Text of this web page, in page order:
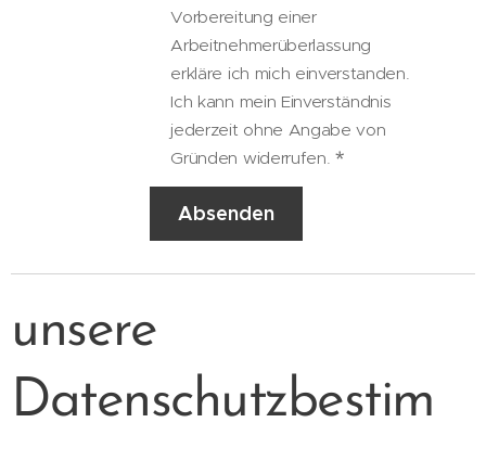
Vorbereitung einer
Arbeitnehmerüberlassung
erkläre ich mich einverstanden.
Ich kann mein Einverständnis
jederzeit ohne Angabe von
Gründen widerrufen.
Absenden
unsere
Datenschutzbestim